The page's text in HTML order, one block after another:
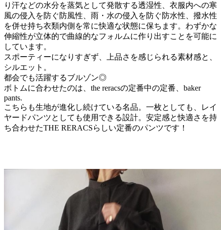
り汗などの水分を蒸気として発散する透湿性、衣服内への寒
風の侵入を防ぐ防風性、雨・水の侵入を防ぐ防水性、撥水性
を併せ持ち衣類内側を常に快適な状態に保ちます。わずかな
伸縮性が立体的で曲線的なフォルムに作り出すことを可能に
しています。
スポーティーになりすぎず、上品さを感じられる素材感と、
シルエット。
都会でも活躍するブルゾン◎
ボトムに合わせたのは、the reracsの定番中の定番、baker
pants.
こちらも生地が進化し続けている名品。一枚としても、レイ
ヤードパンツとしても使用できる設計。安定感と快適さを持
ち合わせたTHE RERACSらしい定番のパンツです！